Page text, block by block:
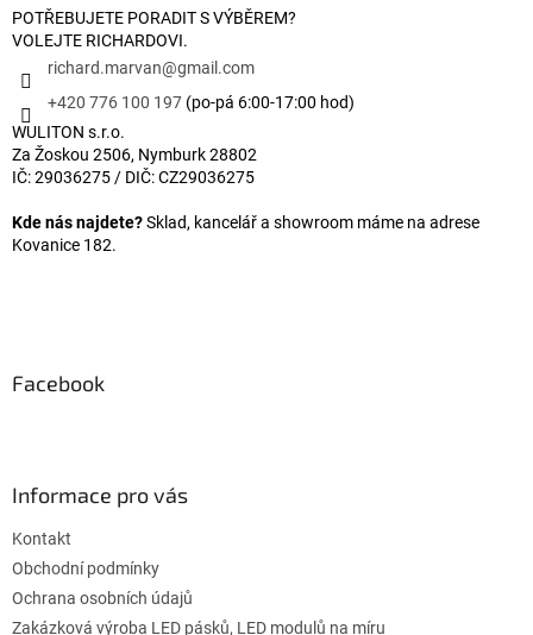
POTŘEBUJETE PORADIT S VÝBĚREM?
VOLEJTE RICHARDOVI.
richard.marvan@gmail.com
+420 776 100 197 (po-pá 6:00-17:00 hod)
WULITON s.r.o.
Za Žoskou 2506, Nymburk 28802
IČ: 29036275 / DIČ: CZ29036275
Kde nás najdete?Sklad, kancelář a showroom máme na adrese
Kovanice 182.
Facebook
Informace pro vás
Kontakt
Obchodní podmínky
Ochrana osobních údajů
Zakázková výroba LED pásků, LED modulů na míru